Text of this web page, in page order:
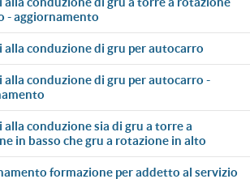
- aggiornamento
alla conduzione di gru per autocarro
in basso che gru a rotazione in alto